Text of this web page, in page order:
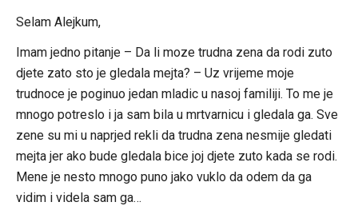
Selam Alejkum,
Imam jedno pitanje – Da li moze trudna zena da rodi zuto
djete zato sto je gledala mejta? – Uz vrijeme moje
trudnoce je poginuo jedan mladic u nasoj familiji. To me je
mnogo potreslo i ja sam bila u mrtvarnicu i gledala ga. Sve
zene su mi u naprjed rekli da trudna zena nesmije gledati
mejta jer ako bude gledala bice joj djete zuto kada se rodi.
Mene je nesto mnogo puno jako vuklo da odem da ga
vidim i videla sam ga…